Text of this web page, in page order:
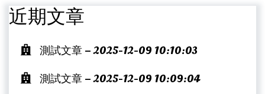
近期文章
測試文章 – 2025-12-09 10:10:03
測試文章 – 2025-12-09 10:09:04